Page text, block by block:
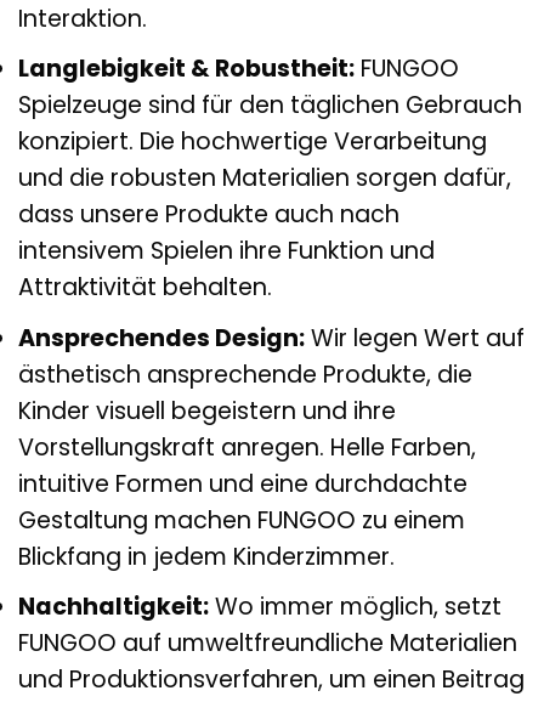
Interaktion.
Langlebigkeit & Robustheit: FUNGOO
Spielzeuge sind für den täglichen Gebrauch
konzipiert. Die hochwertige Verarbeitung
und die robusten Materialien sorgen dafür,
dass unsere Produkte auch nach
intensivem Spielen ihre Funktion und
Attraktivität behalten.
Ansprechendes Design:Wir legen Wert auf
ästhetisch ansprechende Produkte, die
Kinder visuell begeistern und ihre
Vorstellungskraft anregen. Helle Farben,
intuitive Formen und eine durchdachte
Gestaltung machen FUNGOO zu einem
Blickfang in jedem Kinderzimmer.
Nachhaltigkeit:Wo immer möglich, setzt
FUNGOO auf umweltfreundliche Materialien
und Produktionsverfahren, um einen Beitrag